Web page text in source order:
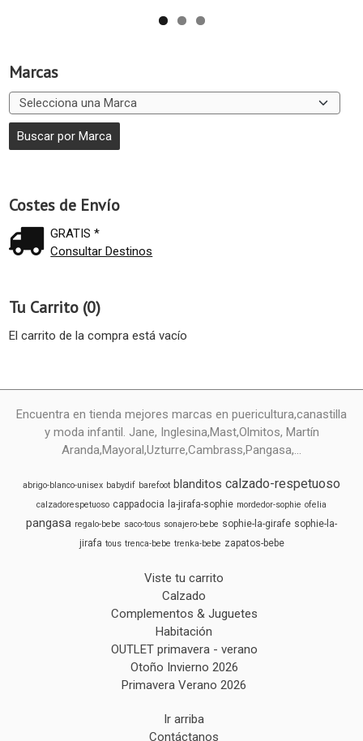
Marcas
Costes de Envío
GRATIS *
Consultar Destinos
Tu Carrito (0)
El carrito de la compra está vacío
Encuentra en tienda mejores marcas en puericultura,canastilla
y moda infantil. Jane, Inglesina,Mast,Olmitos, Martín
Aranda,Mayoral,Uzturre,Cambrass,Pangasa,...
abrigo-blanco-unisex babydif barefoot blanditos calzado-respetuoso
calzadorespetuoso cappadocia la-jirafa-sophie mordedor-sophie ofelia
pangasa regalo-bebe saco-tous sonajero-bebe sophie-la-girafe sophie-la-
jirafa tous trenca-bebe trenka-bebe zapatos-bebe
Viste tu carrito
Calzado
Complementos & Juguetes
Habitación
OUTLET primavera - verano
Otoño Invierno 2026
Primavera Verano 2026
Ir arriba
Contáctanos